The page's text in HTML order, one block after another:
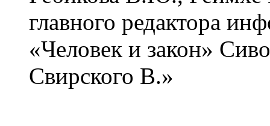
главного редактора
«Человек и закон»
Свирского В.»